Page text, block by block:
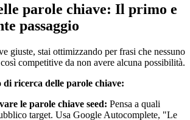
parole chiave: Il primo e
passaggio
giuste, stai ottimizzando per frasi che nessuno
competitive da non avere alcuna possibilità.
di ricerca delle parole chiave:
le parole chiave seed: Pensa a quali
target. Usa Google Autocomplete, "Le